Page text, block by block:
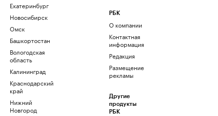
Екатеринбург
Новосибирск
Омск
Башкортостан
Вологодская
область
Калининград
Краснодарский
край
Нижний
Новгород
РБК
О компании
Контактная
информация
Редакция
Размещение
рекламы
Другие
продукты
РБК